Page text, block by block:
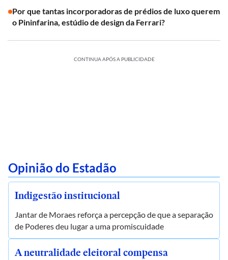
Por que tantas incorporadoras de prédios de luxo querem
o Pininfarina, estúdio de design da Ferrari?
CONTINUA APÓS A PUBLICIDADE
Opinião do Estadão
Indigestão institucional
Jantar de Moraes reforça a percepção de que a separação
de Poderes deu lugar a uma promiscuidade
A neutralidade eleitoral compensa